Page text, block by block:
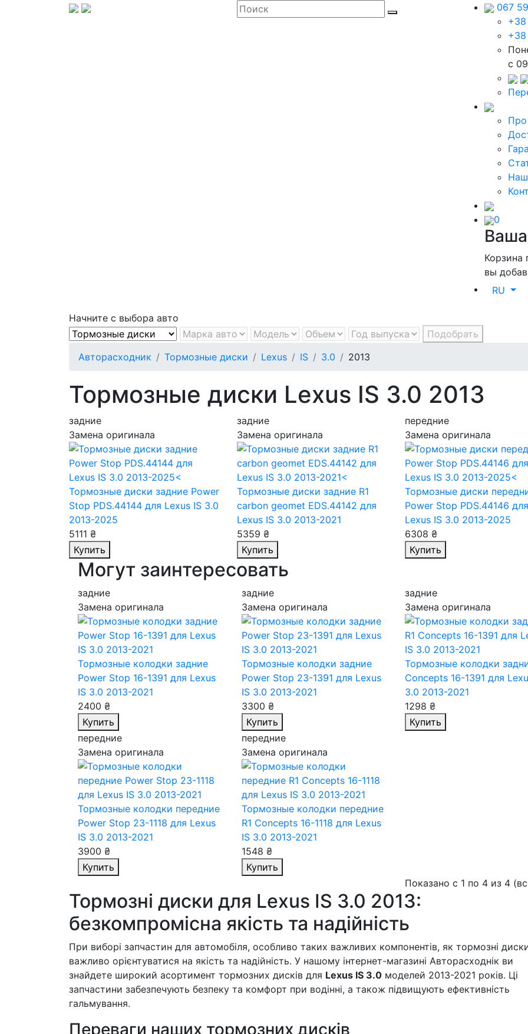
067
c
Про
0
Корзина
вы
RU
Начните с выбора авто
Подобрать
Авторасходник
Тормозные диски Lexus IS 3.0 2013
Тормозные диски Lexus IS 3.0 2013
задние
Замена оригинала
Тормозные диски задние Power
Stop PDS.44144 для Lexus IS 3.0
2013-2025
5111 ₴
Купить
задние
Замена оригинала
Тормозные диски задние R1
carbon geomet EDS.44142 для
Lexus IS 3.0 2013-2021
5359 ₴
Купить
передние
Замена оригинала
Тормозные диски
Power Stop PDS.44146 для
Lexus IS 3.0 2013-2025
6308 ₴
Купить
Могут заинтересовать
задние
Замена оригинала
Тормозные колодки задние
Power Stop 16-1391 для Lexus
IS 3.0 2013-2021
2400 ₴
Купить
задние
Замена оригинала
Тормозные колодки задние
Power Stop 23-1391 для Lexus
IS 3.0 2013-2021
3300 ₴
Купить
задние
Замена оригинала
Тормозные колодки
Concepts 16-1391 для
3.0 2013-2021
1298 ₴
Купить
передние
Замена оригинала
Тормозные колодки передние
Power Stop 23-1118 для Lexus
IS 3.0 2013-2021
3900 ₴
Купить
передние
Замена оригинала
Тормозные колодки передние
R1 Concepts 16-1118 для Lexus
IS 3.0 2013-2021
1548 ₴
Купить
Показано с 1 по 4 из 4
Тормозні диски для Lexus IS 3.0 2013:
безкомпромісна якість та надійність
При виборі запчастин для автомобіля, особливо таких важливих компонентів, як тормозні
важливо орієнтуватися на якість та надійність. У нашому інтернет-магазині Авторасходнік ви
знайдете широкий асортимент тормозних дисків для Lexus IS 3.0 моделей 2013-2021 років. Ці
запчастини забезпечують безпеку та комфорт при водінні, а також підвищують ефективність
гальмування.
Переваги наших тормозних дисків